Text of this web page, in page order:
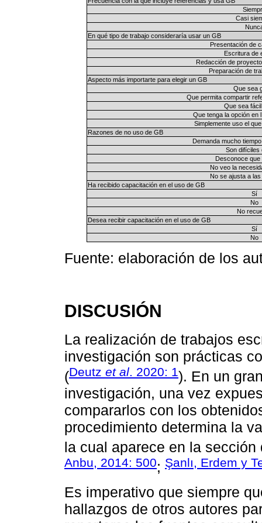
Casi
En qué tipo de trabajo consideraría usar un GB
Presentación de
Escritura de
Redacción de
Preparación de
Aspecto más importarte para elegir un GB
Que sea
Que permita compartir
Que sea
Que tenga la opción en
Simplemente uso el
Razones de no uso de GB
Demanda mucho
Son difíciles
Desconoce
No veo la
No se ajusta a
Ha recibido capacitación en el uso de GB
Sí
No
No
Desea recibir capacitación en el uso de GB
Sí
No
Fuente: elaboración de los
DISCUSIÓN
La realización de trabajos
investigación son prácticas
(Deutz et al. 2020: 1). En un
investigación, una vez
compararlos con los
procedimiento determina la
la cual aparece en la
Anbu, 2014: 500; Şanlı, Erdem y
Es imperativo que siempre
hallazgos de otros autores